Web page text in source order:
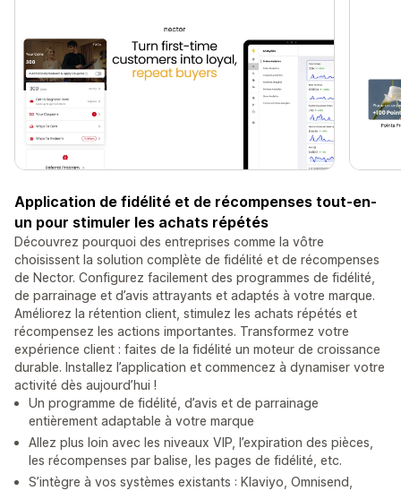
Application de fidélité et de récompenses tout-en-
un pour stimuler les achats répétés
Découvrez pourquoi des entreprises comme la vôtre
choisissent la solution complète de fidélité et de récompenses
de Nector. Configurez facilement des programmes de fidélité,
de parrainage et d’avis attrayants et adaptés à votre marque.
Améliorez la rétention client, stimulez les achats répétés et
récompensez les actions importantes. Transformez votre
expérience client : faites de la fidélité un moteur de croissance
durable. Installez l’application et commencez à dynamiser votre
activité dès aujourd’hui !
Un programme de fidélité, d’avis et de parrainage
entièrement adaptable à votre marque
Allez plus loin avec les niveaux VIP, l’expiration des pièces,
les récompenses par balise, les pages de fidélité, etc.
S’intègre à vos systèmes existants : Klaviyo, Omnisend,